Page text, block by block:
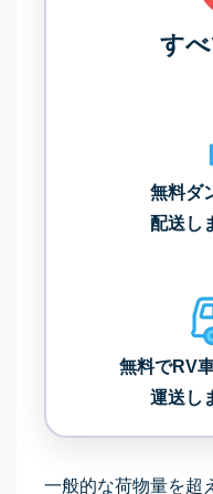
す
無料ダ
配送し
無料でRV
運送し
一般的な荷物量を超